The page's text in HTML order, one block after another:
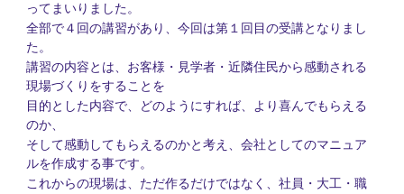
ってまいりました。
全部で４回の講習があり、今回は第１回目の受講となりまし
た。
講習の内容とは、お客様・見学者・近隣住民から感動される
現場づくりをすることを
目的とした内容で、どのようにすれば、より喜んでもらえる
のか、
そして感動してもらえるのかと考え、会社としてのマニュア
ルを作成する事です。
これからの現場は、ただ作るだけではなく、社員・大工・職